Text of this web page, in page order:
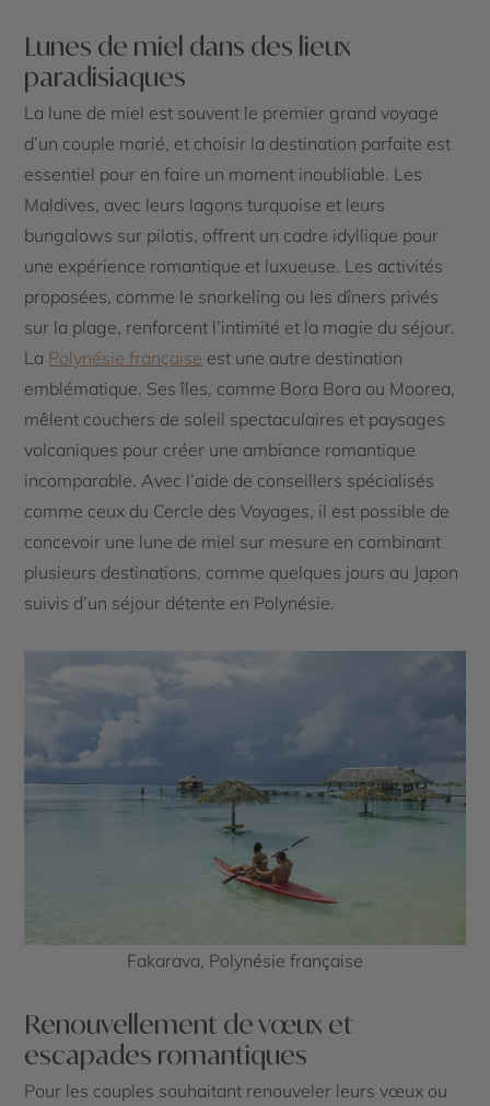
Lunes de miel dans des lieux
paradisiaques
La lune de miel est souvent le premier grand voyage
d’un couple marié, et choisir la destination parfaite est
essentiel pour en faire un moment inoubliable. Les
Maldives, avec leurs lagons turquoise et leurs
bungalows sur pilotis, offrent un cadre idyllique pour
une expérience romantique et luxueuse. Les activités
proposées, comme le snorkeling ou les dîners privés
sur la plage, renforcent l’intimité et la magie du séjour.
La Polynésie française est une autre destination
emblématique. Ses îles, comme Bora Bora ou Moorea,
mêlent couchers de soleil spectaculaires et paysages
volcaniques pour créer une ambiance romantique
incomparable. Avec l’aide de conseillers spécialisés
comme ceux du Cercle des Voyages, il est possible de
concevoir une lune de miel sur mesure en combinant
plusieurs destinations, comme quelques jours au Japon
suivis d’un séjour détente en Polynésie.
Fakarava, Polynésie française
Renouvellement de vœux et
escapades romantiques
Pour les couples souhaitant renouveler leurs vœux ou